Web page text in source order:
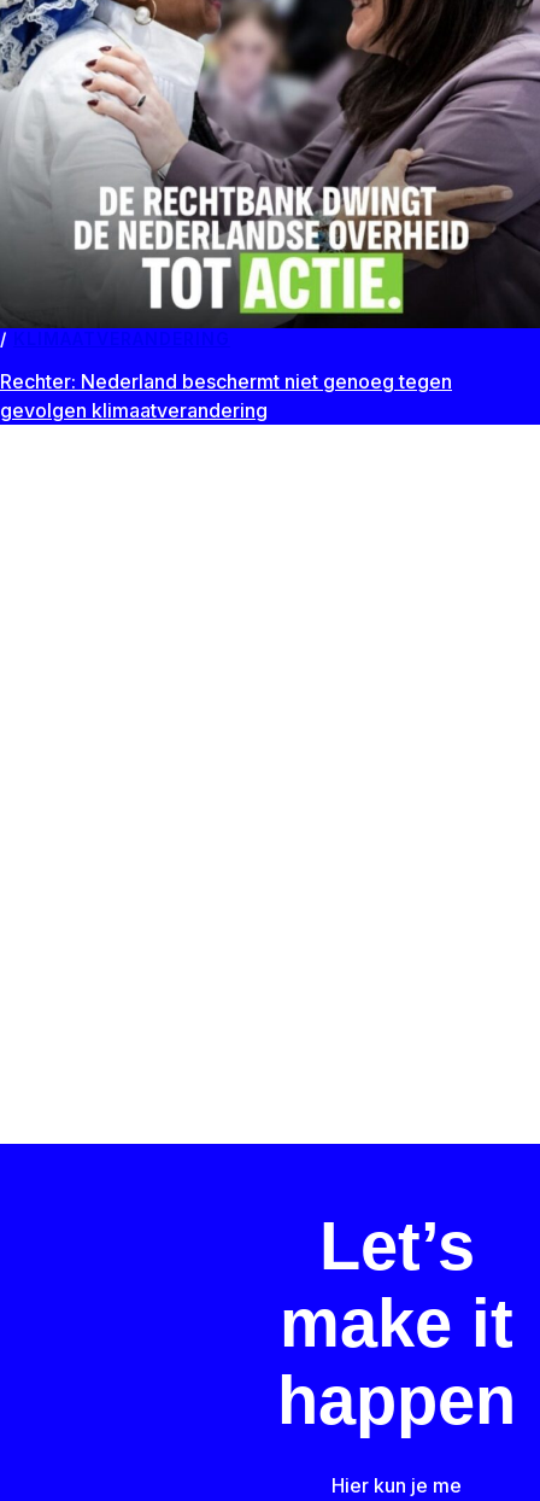
Rechter: Nederland beschermt niet genoeg tegen
gevolgen klimaatverandering
Let’s
make it
happen
Hier kun je me